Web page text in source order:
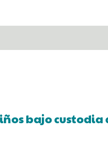
bajo custodia